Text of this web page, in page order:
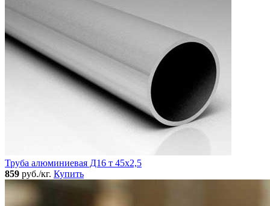
Труба алюминиевая Д16 т 45х2,5
859 руб./кг. Купить